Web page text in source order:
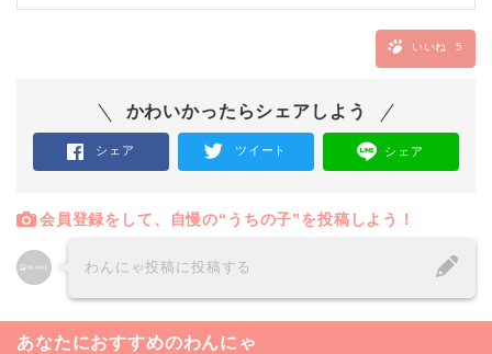
いいね 5
かわいかったらシェアしよう
シェア ツイート シェア
会員登録をして、自慢の“うちの子”を投稿しよう！
わんにゃ投稿に投稿する
あなたにおすすめのわんにゃ